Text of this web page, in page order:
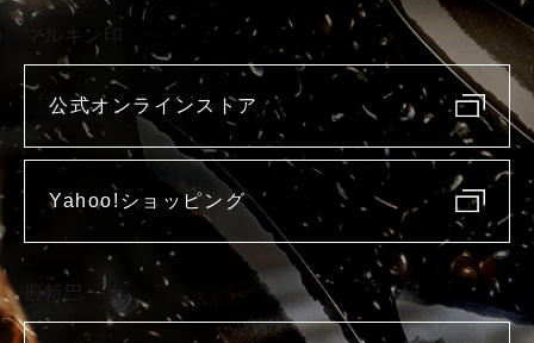
マルキン印
公式オンラインストア
Yahoo!ショッピング
庖斬巴